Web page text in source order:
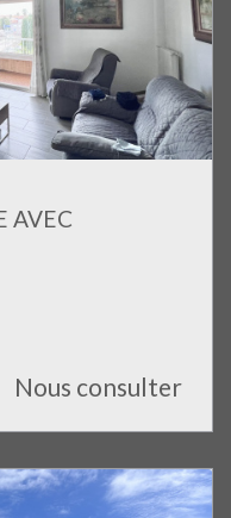
AVEC
Nous consulter